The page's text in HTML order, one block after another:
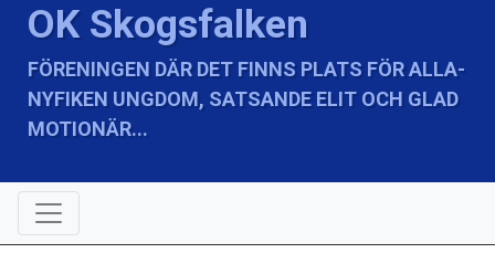
OK Skogsfalken
FÖRENINGEN DÄR DET FINNS PLATS FÖR ALLA-
NYFIKEN UNGDOM, SATSANDE ELIT OCH GLAD
MOTIONÄR...